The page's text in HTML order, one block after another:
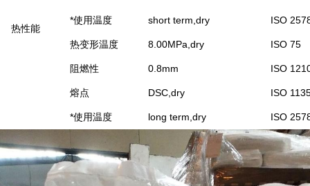
热性能
*使用温度 short term,dry ISO
热变形温度 8.00MPa,dry ISO 75
阻燃性 0.8mm ISO
熔点 DSC,dry ISO
*使用温度 long term,dry ISO